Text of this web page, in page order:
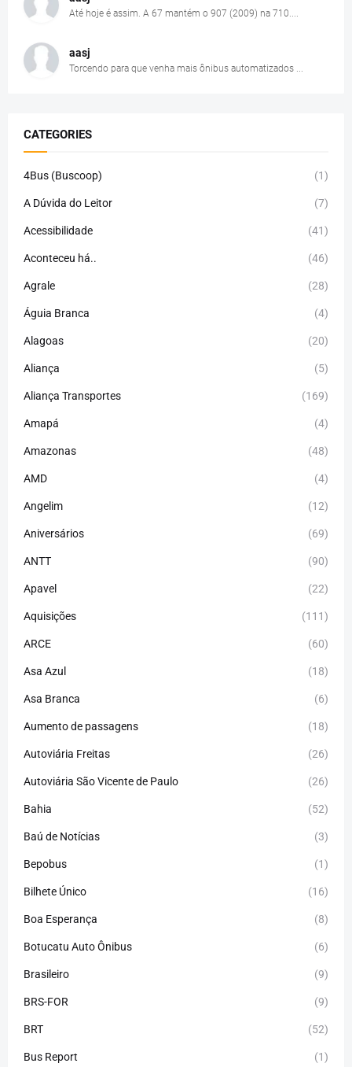
Até hoje é assim. A 67 mantém o 907 (2009) na 710....
aasj
Torcendo para que venha mais ônibus automatizados ...
CATEGORIES
4Bus (Buscoop) (1)
A Dúvida do Leitor (7)
Acessibilidade (41)
Aconteceu há.. (46)
Agrale (28)
Águia Branca (4)
Alagoas (20)
Aliança (5)
Aliança Transportes (169)
Amapá (4)
Amazonas (48)
AMD (4)
Angelim (12)
Aniversários (69)
ANTT (90)
Apavel (22)
Aquisições (111)
ARCE (60)
Asa Azul (18)
Asa Branca (6)
Aumento de passagens (18)
Autoviária Freitas (26)
Autoviária São Vicente de Paulo (26)
Bahia (52)
Baú de Notícias (3)
Bepobus (1)
Bilhete Único (16)
Boa Esperança (8)
Botucatu Auto Ônibus (6)
Brasileiro (9)
BRS-FOR (9)
BRT (52)
Bus Report (1)